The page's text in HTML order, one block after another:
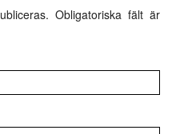
Obligatoriska fält är